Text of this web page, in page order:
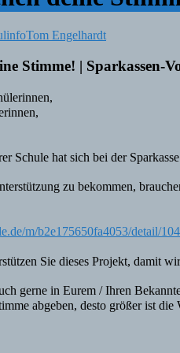
Tom Engelhardt
Stimme! | Sparkassen-
Schule hat sich bei der
zu bekommen,
m/b2e175650fa4053/detail/
Sie dieses Projekt, damit
gerne in Eurem / Ihren
abgeben, desto größer ist